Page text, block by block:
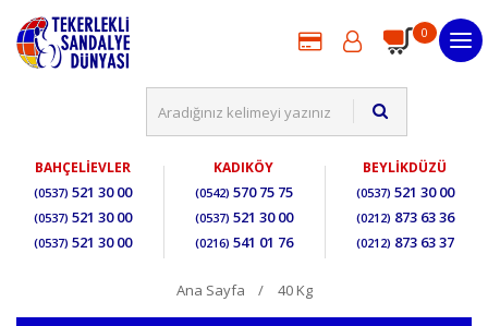
0
BAHÇELİEVLER
(0537) 521 30 00
(0537) 521 30 00
(0537) 521 30 00
KADIKÖY
(0542) 570 75 75
(0537) 521 30 00
(0216) 541 01 76
BEYLİKDÜZÜ
(0537) 521 30 00
(0212) 873 63 36
(0212) 873 63 37
Ana Sayfa 40 Kg